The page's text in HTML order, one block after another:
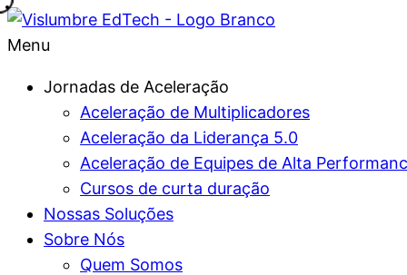
Menu
Jornadas de Aceleração
Aceleração de Multiplicadores
Aceleração da Liderança 5.0
Aceleração de Equipes de Alta
Cursos de curta duração
Nossas Soluções
Sobre Nós
Quem Somos